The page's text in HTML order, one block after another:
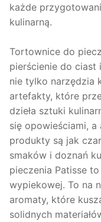
każde
kulinarną.
Tortownice do
pierścienie do ciast
nie tylko narzędzia
artefakty, które
dzieła sztuki
się opowieściami,
produkty są jak
smaków i doznań
pieczenia Patisse
wypiekowej. To na
aromaty, które
solidnych